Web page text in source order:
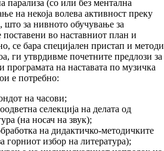
па­ра­лиза (со или без ментална
на некоја волева активност пре­ку
за нивното обу­­­чување за
во наставниот план и
се бара специјален пристап и
ги утвр­див­ме почетните предлози за
програмата на наставата по му­зич­ка
е потребно:
на часови;
селекција на делата од
(на носач на звук);
на ди­дак­тич­ко-методичките
горниот избор на литература);